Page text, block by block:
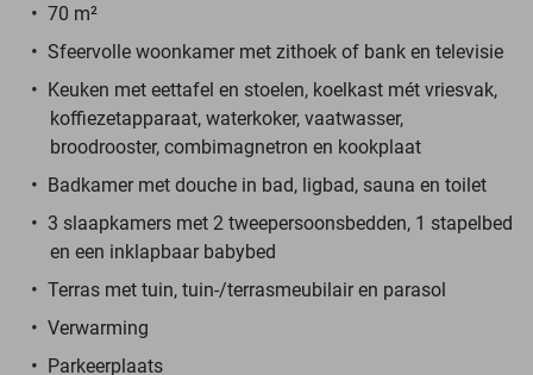
70 m²
Sfeervolle woonkamer met zithoek of bank en televisie
Keuken met eettafel en stoelen, koelkast mét vriesvak,
koffiezetapparaat, waterkoker, vaatwasser,
broodrooster, combimagnetron en kookplaat
Badkamer met douche in bad, ligbad, sauna en toilet
3 slaapkamers met 2 tweepersoonsbedden, 1 stapelbed
en een inklapbaar babybed
Terras met tuin, tuin-/terrasmeubilair en parasol
Verwarming
Parkeerplaats